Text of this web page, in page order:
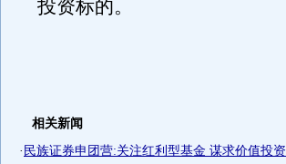
投资标的。
相关新闻
· 民族证券申团营:关注红利型基金 谋求价值投资